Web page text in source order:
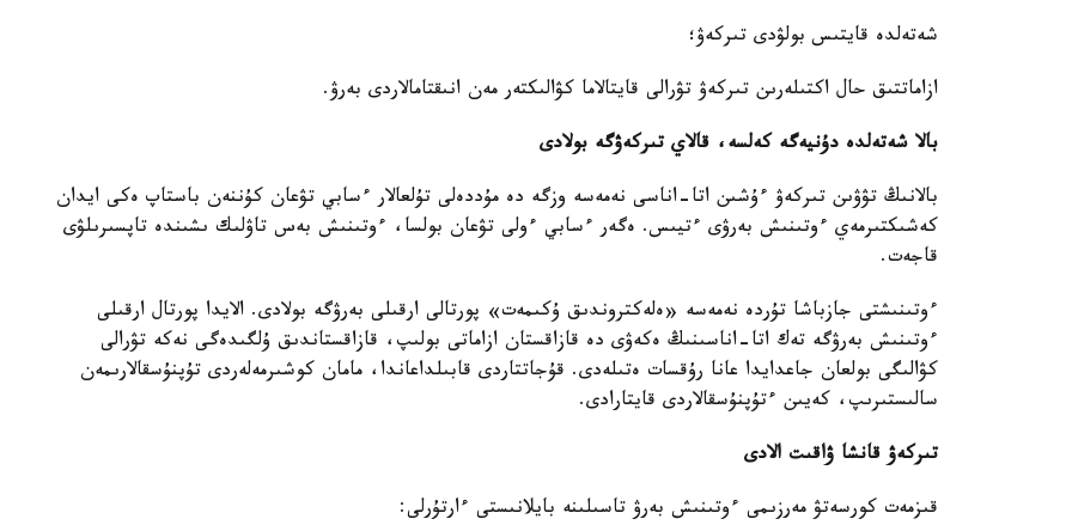
شەتەلدە قايتىس بولۋدى تىركەۋ؛
ازاماتتىق حال اكتىلەرىن تىركەۋ تۋرالى قايتالاما كۋالىكتەر مەن انىقتامالاردى بەرۋ.
بالا شەتەلدە دۇنيەگە كەلسە، قالاي تىركەۋگە بولادى
بالانىڭ تۋۋىن تىركەۋ ءۇشىن اتا-اناسى نەمەسە وزگە دە مۇددەلى تۇلعالار ءسابي تۋعان كۇننەن باستاپ ەكى ايدان
كەشىكتىرمەي ءوتىنىش بەرۋى ءتيىس. ەگەر ءسابي ءولى تۋعان بولسا، ءوتىنىش بەس تاۋلىك ىشىندە تاپسىرىلۋى
قاجەت.
ءوتىنىشتى جازباشا تۇردە نەمەسە «ەلەكتروندىق ۇكىمەت» پورتالى ارقىلى بەرۋگە بولادى. الايدا پورتال ارقىلى
ءوتىنىش بەرۋگە تەك اتا-اناسىنىڭ ەكەۋى دە قازاقستان ازاماتى بولىپ، قازاقستاندىق ۇلگىدەگى نەكە تۋرالى
كۋالىگى بولعان جاعدايدا عانا رۇقسات ەتىلەدى. قۇجاتتاردى قابىلداعاندا، مامان كوشىرمەلەردى تۇپنۇسقالارىمەن
سالىستىرىپ، كەيىن ءتۇپنۇسقالاردى قايتارادى.
تىركەۋ قانشا ۋاقىت الادى
قىزمەت كورسەتۋ مەرزىمى ءوتىنىش بەرۋ تاسىلىنە بايلانىستى ءارتۇرلى: